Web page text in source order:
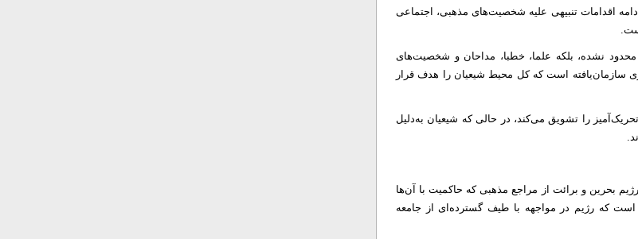
اقدامات تنبیهی علیه شخصیت‌های مذهبی، اجتماعی
سیاسی محدود نشده، بلکه علما، خطبا، مداحان و شخصیت‌های
سازمان‌یافته است که کل محیط شیعیان را هدف قرار
را تشویق می‌کند، در حالی که شیعیان به‌دلیل
بحرین و برائت از مراجع مذهبی که حاکمیت با آن‌ها
است که رژیم در مواجهه با طیف گسترده‌ای از جامعه